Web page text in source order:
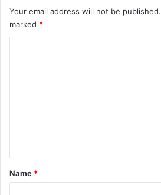
Your email address will not be published.
marked *
*
Name *